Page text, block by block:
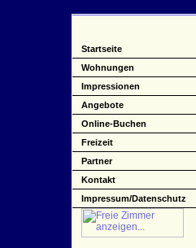
Startseite
Wohnungen
Impressionen
Angebote
Online-Buchen
Freizeit
Partner
Kontakt
Impressum/Datenschutz